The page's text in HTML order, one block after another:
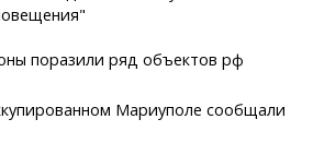
поразили ряд объектов рф
Мариуполе сообщали